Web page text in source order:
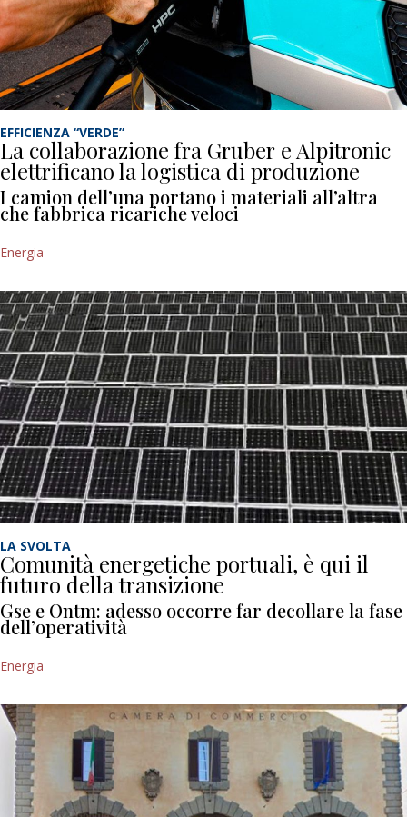
EFFICIENZA “VERDE”
La collaborazione fra Gruber e Alpitronic
elettrificano la logistica di produzione
I camion dell’una portano i materiali all’altra
che fabbrica ricariche veloci
Energia
LA SVOLTA
Comunità energetiche portuali, è qui il
futuro della transizione
Gse e Ontm: adesso occorre far decollare la fase
dell’operatività
Energia